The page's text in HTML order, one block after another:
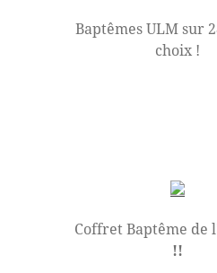
Baptêmes ULM sur
choix !
Coffret Baptême de
!!